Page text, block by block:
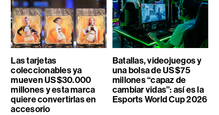
Las tarjetas
coleccionables ya
mueven US$30.000
millones y esta marca
quiere convertirlas en
accesorio
Batallas, videojuegos y
una bolsa de US$75
millones “capaz de
cambiar vidas”: así es la
Esports World Cup 2026